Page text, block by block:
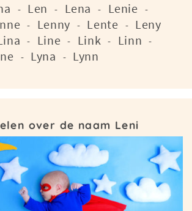
- Len - Lena - Lenie -
- Lenny - Lente - Leny
- Line - Link - Linn -
- Lyna - Lynn
over de naam Leni